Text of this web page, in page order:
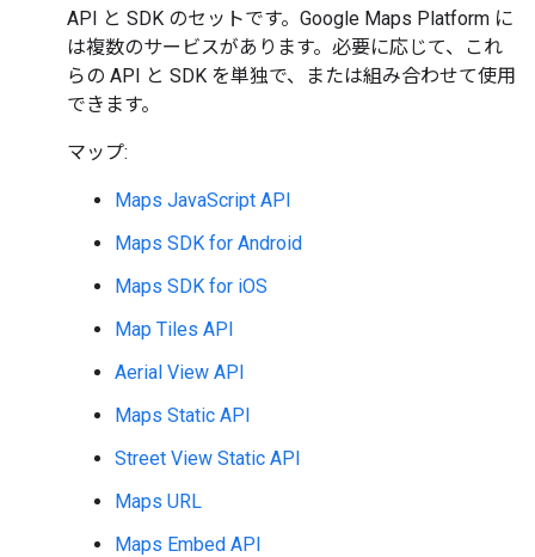
API と SDK のセットです。Google Maps Platform に
は複数のサービスがあります。必要に応じて、これ
らの API と SDK を単独で、または組み合わせて使用
できます。
マップ:
Maps JavaScript API
Maps SDK for Android
Maps SDK for iOS
Map Tiles API
Aerial View API
Maps Static API
Street View Static API
Maps URL
Maps Embed API